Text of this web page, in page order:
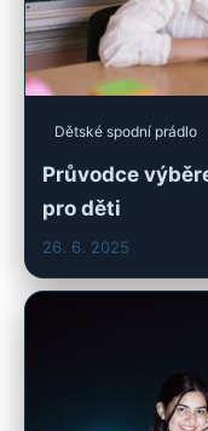
Dětské spodní prádlo
Průvodce
pro děti
26. 6. 2025